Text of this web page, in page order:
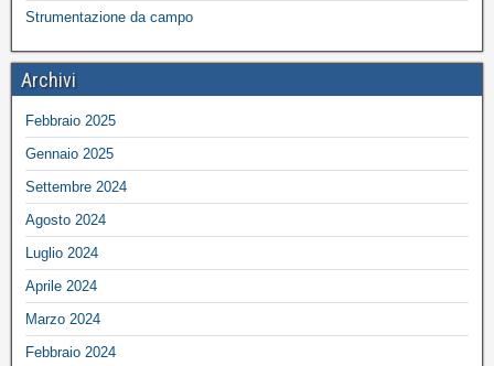
Strumentazione da campo
Archivi
Febbraio 2025
Gennaio 2025
Settembre 2024
Agosto 2024
Luglio 2024
Aprile 2024
Marzo 2024
Febbraio 2024